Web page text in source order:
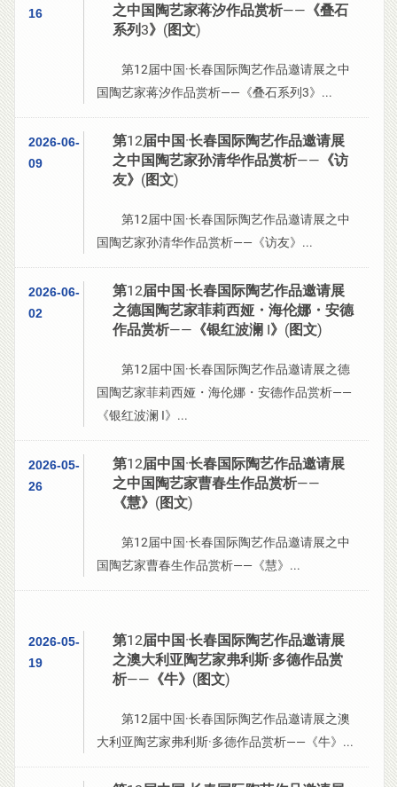
16
之中国陶艺家蒋汐作品赏析——《叠石
系列3》(图文)
第12届中国·长春国际陶艺作品邀请展之中
国陶艺家蒋汐作品赏析——《叠石系列3》...
2026-06-
09
第12届中国·长春国际陶艺作品邀请展
之中国陶艺家孙清华作品赏析——《访
友》(图文)
第12届中国·长春国际陶艺作品邀请展之中
国陶艺家孙清华作品赏析——《访友》...
2026-06-
02
第12届中国·长春国际陶艺作品邀请展
之德国陶艺家菲莉西娅・海伦娜・安德
作品赏析——《银红波澜 I》(图文)
第12届中国·长春国际陶艺作品邀请展之德
国陶艺家菲莉西娅・海伦娜・安德作品赏析——
《银红波澜 I》...
2026-05-
26
第12届中国·长春国际陶艺作品邀请展
之中国陶艺家曹春生作品赏析——
《慧》(图文)
第12届中国·长春国际陶艺作品邀请展之中
国陶艺家曹春生作品赏析——《慧》...
2026-05-
19
第12届中国·长春国际陶艺作品邀请展
之澳大利亚陶艺家弗利斯·多德作品赏
析——《牛》(图文)
第12届中国·长春国际陶艺作品邀请展之澳
大利亚陶艺家弗利斯·多德作品赏析——《牛》...